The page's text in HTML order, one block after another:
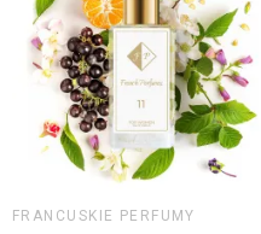
FRANCUSKIE PERFUMY